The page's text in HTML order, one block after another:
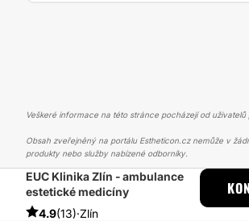
Veškeré informace na této stránce pocházejí od
Obsah zveřejněný na portálu Estheticon.cz nemůže v
produkty nebo služby nabízené odborníky.
EUC Klinika Zlín - ambulance
estetické medicíny
4.9(13)·Zlín
ESTHETICON PŘÍBĚHY PŘÍBĚHY TÝKAJÍCÍ